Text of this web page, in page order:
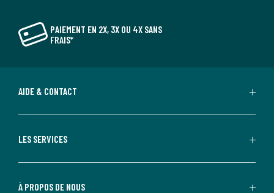
PAIEMENT EN 2X, 3X OU 4X SANS
FRAIS*
AIDE & CONTACT
LES SERVICES
À PROPOS DE NOUS